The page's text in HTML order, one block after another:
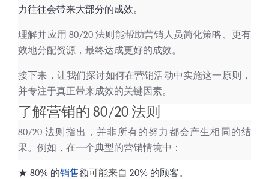
力往往会带来大部分的成效。
理解并应用 80/20 法则能帮助营销人员简化策略、更有
效地分配资源，最终达成更好的成效。
接下来，让我们探讨如何在营销活动中实施这一原则，
并专注于真正带来成效的关键因素。
了解营销的 80/20 法则
80/20 法则指出，并非所有的努力都会产生相同的结
果。例如，在一个典型的营销情境中：
★ 80% 的销售额可能来自 20% 的顾客。